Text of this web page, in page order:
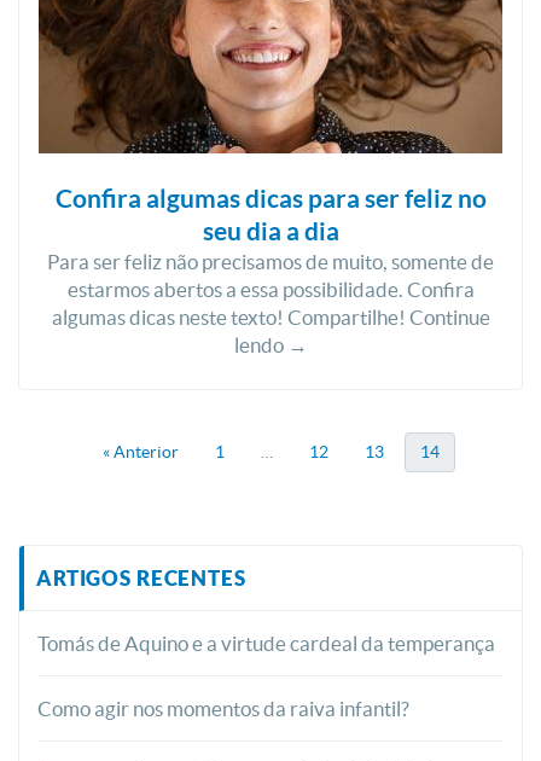
Confira algumas dicas para ser feliz no
seu dia a dia
Para ser feliz não precisamos de muito, somente de
estarmos abertos a essa possibilidade. Confira
algumas dicas neste texto! Compartilhe! Continue
lendo →
« Anterior 1 … 12 13 14
ARTIGOS RECENTES
Tomás de Aquino e a virtude cardeal da temperança
Como agir nos momentos da raiva infantil?